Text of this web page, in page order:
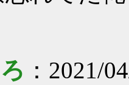
：2021/